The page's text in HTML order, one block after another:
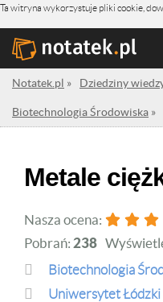
Ta witryna wykorzystuje pliki cookie,
Notatek.pl » Dziedziny
Biotechnologia Środowiska »
Metale
Nasza ocena:
Pobrań: 238
Biotechnologia
Uniwersytet Łódzki